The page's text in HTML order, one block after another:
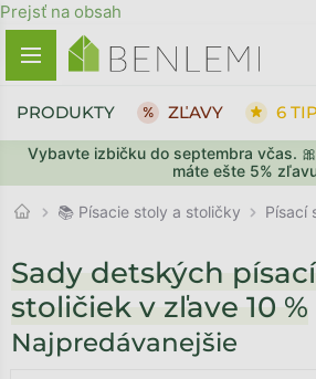
Prejsť na obsah
Vybavte izbičku do septembra včas. 🎀
máte ešte 5%
PRODUKTY ZĽAVY 6
📚 Písacie stoly a stoličky Písací
Sady detských
stoličiek v zľave 10 %
Najpredávanejšie